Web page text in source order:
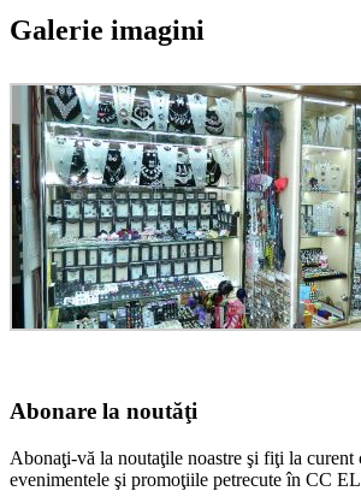
Galerie imagini
Abonare la noutăţi
Abonaţi-vă la noutaţile noastre şi fiţi la curent
evenimentele şi promoţiile petrecute în CC